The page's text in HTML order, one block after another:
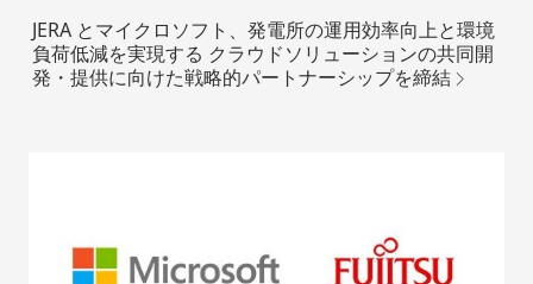
JERA とマイクロソフト、発電所の運用効率向上と環境
負荷低減を実現する クラウドソリューションの共同開
発・提供に向けた戦略的パートナーシップを締結